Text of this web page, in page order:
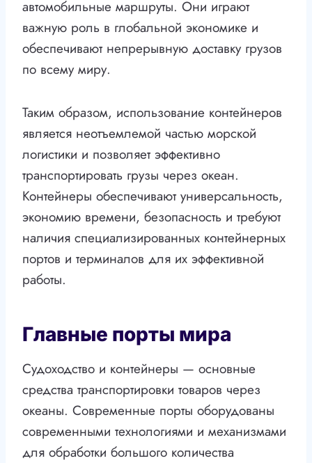
автомобильные маршруты. Они играют
важную роль в глобальной экономике и
обеспечивают непрерывную доставку грузов
по всему миру.
Таким образом, использование контейнеров
является неотъемлемой частью морской
логистики и позволяет эффективно
транспортировать грузы через океан.
Контейнеры обеспечивают универсальность,
экономию времени, безопасность и требуют
наличия специализированных контейнерных
портов и терминалов для их эффективной
работы.
Главные порты мира
Судоходство и контейнеры — основные
средства транспортировки товаров через
океаны. Современные порты оборудованы
современными технологиями и механизмами
для обработки большого количества